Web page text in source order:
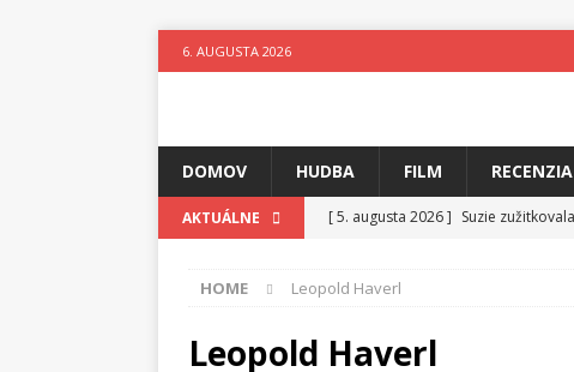
6. AUGUSTA 2026
DOMOV HUDBA FILM RECENZIA
AKTUÁLNE [ 5. augusta 2026 ] Suzie
[ 3. augusta 2026 ]
[ 3. augusta 2026 ]
HOME Leopold Haverl
Leopold Haverl